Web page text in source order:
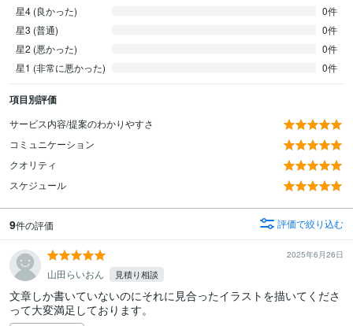
星4 (良かった)
0件
星3 (普通)
0件
星2 (悪かった)
0件
星1 (非常に悪かった)
0件
項目別評価
サービス内容/提案のわかりやすさ
コミュニケーション
クオリティ
スケジュール
9件の評価 評価で絞り込む
2025年6月26日
山田らいおん 見積り相談
文章しか書いていないのにそれに見合ったイラストを描いてくださ